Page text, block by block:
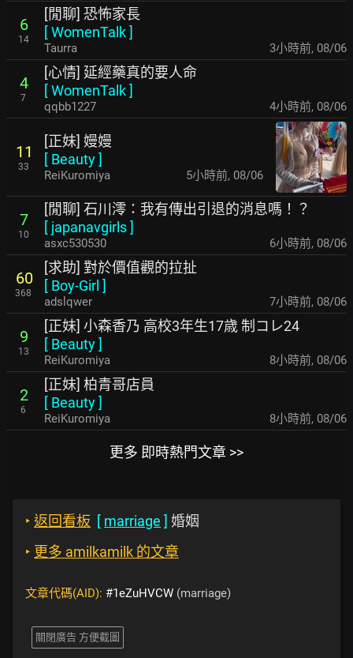
6
14
[閒聊] 恐怖家長
[WomenTalk]
Taurra 3小時前, 08/06
4
7
[心情] 延經藥真的要人命
[WomenTalk]
qqbb1227 4小時前, 08/06
11
33
[正妹] 嫚嫚
[ Beauty]
ReiKuromiya 5小時前, 08/06
7
10
[閒聊] 石川澪：我有傳出引退的消息嗎！？
[ japanavgirls]
asxc530530 6小時前, 08/06
60
368
[求助] 對於價值觀的拉扯
[ Boy-Girl ]
adslqwer 7小時前, 08/06
9
13
[正妹] 小森香乃 高校3年生17歳 制コレ24
[ Beauty]
ReiKuromiya 8小時前, 08/06
2
6
[正妹] 柏青哥店員
[ Beauty]
ReiKuromiya 8小時前, 08/06
更多 即時熱門文章 >>
‣ 返回看板 [ marriage ] 婚姻
‣ 更多 amilkamilk 的文章
文章代碼(AID): #1eZuHVCW (marriage)
關閉廣告 方便截圖